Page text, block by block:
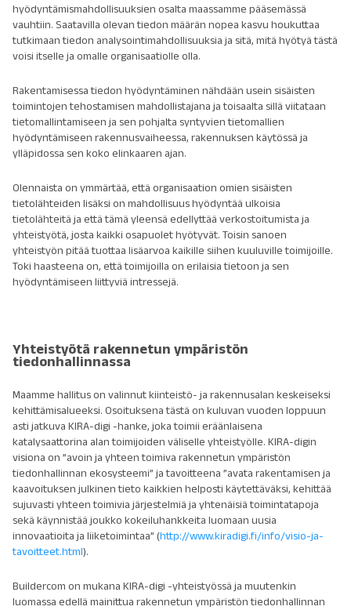
hyödyntämismahdollisuuksien osalta maassamme pääsemässä
vauhtiin. Saatavilla olevan tiedon määrän nopea kasvu houkuttaa
tutkimaan tiedon analysointimahdollisuuksia ja sitä, mitä hyötyä tästä
voisi itselle ja omalle organisaatiolle olla.
Rakentamisessa tiedon hyödyntäminen nähdään usein sisäisten
toimintojen tehostamisen mahdollistajana ja toisaalta sillä viitataan
tietomallintamiseen ja sen pohjalta syntyvien tietomallien
hyödyntämiseen rakennusvaiheessa, rakennuksen käytössä ja
ylläpidossa sen koko elinkaaren ajan.
Olennaista on ymmärtää, että organisaation omien sisäisten
tietolähteiden lisäksi on mahdollisuus hyödyntää ulkoisia
tietolähteitä ja että tämä yleensä edellyttää verkostoitumista ja
yhteistyötä, josta kaikki osapuolet hyötyvät. Toisin sanoen
yhteistyön pitää tuottaa lisäarvoa kaikille siihen kuuluville toimijoille.
Toki haasteena on, että toimijoilla on erilaisia tietoon ja sen
hyödyntämiseen liittyviä intressejä.
Yhteistyötä rakennetun ympäristön
tiedonhallinnassa
Maamme hallitus on valinnut kiinteistö- ja rakennusalan keskeiseksi
kehittämisalueeksi. Osoituksena tästä on kuluvan vuoden loppuun
asti jatkuva KIRA-digi -hanke, joka toimii eräänlaisena
katalysaattorina alan toimijoiden väliselle yhteistyölle. KIRA-digin
visiona on ”avoin ja yhteen toimiva rakennetun ympäristön
tiedonhallinnan ekosysteemi” ja tavoitteena ”avata rakentamisen ja
kaavoituksen julkinen tieto kaikkien helposti käytettäväksi, kehittää
sujuvasti yhteen toimivia järjestelmiä ja yhtenäisiä toimintatapoja
sekä käynnistää joukko kokeiluhankkeita luomaan uusia
innovaatioita ja liiketoimintaa” (http://www.kiradigi.fi/info/visio-ja-
tavoitteet.html).
Buildercom on mukana KIRA-digi -yhteistyössä ja muutenkin
luomassa edellä mainittua rakennetun ympäristön tiedonhallinnan